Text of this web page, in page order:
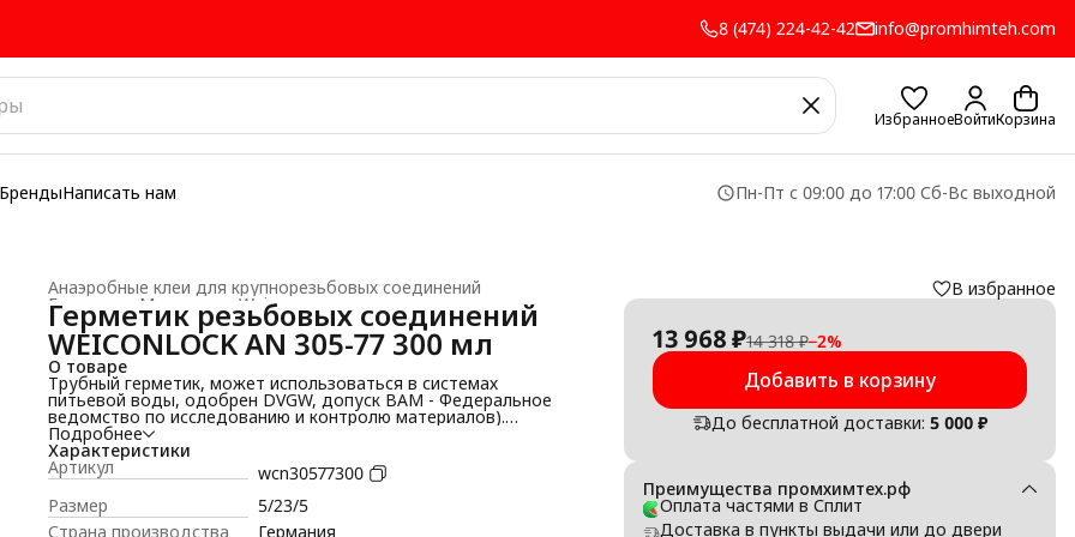
8 (474) 224-42-42 info@promhimteh.com
ИзбранноеВойтиКорзина
БрендыНаписать нам Пн-Пт с 09:00 до 17:00 Сб-Вс выходной
Анаэробные клеи для крупнорезьбовых соединений
Материалы Weicon
Главная
Герметик резьбовых соединений
WEICONLOCK AN 305-77 300 мл
О товаре
Трубный герметик, может использоваться в системах
питьевой воды, одобрен DVGW, допуск BAM - Федеральное
ведомство по исследованию и контролю материалов).
Высокая вязкость, средняя прочность, просто
демонтируемый.
Технические характеристики:
Для резьбовых соединений до M 80 R 3“
Вязкость при +25°C (+77°F) по Брукфильду - 24.000 - 70.000 ht
mPa·s
Подробнее
Характеристики
Артикул
wcn30577300
Размер
5/23/5
Страна производства
Германия
В избранное
13 968 ₽14 318 ₽−2%
Добавить в корзину
До бесплатной доставки: 5 000 ₽
Преимущества промхимтех.рф
Оплата частями в Сплит
Доставка в пункты выдачи или до двери